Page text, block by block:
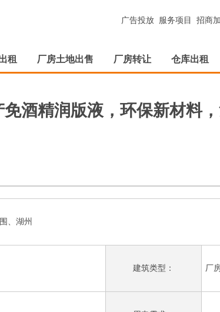
广告投放 服务项目 招商
租 厂房土地出售 厂房转让 仓库出租
酒精润版液，环保新材料
、湖州
建筑类型： 厂